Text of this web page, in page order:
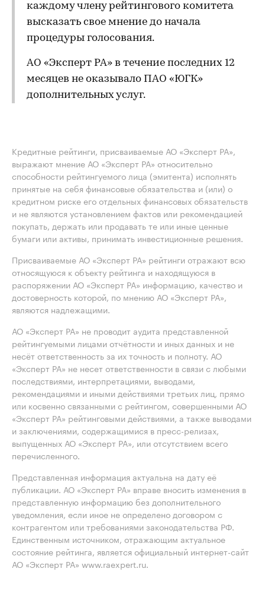
каждому члену рейтингового комитета
высказать свое мнение до начала
процедуры голосования.
АО «Эксперт РА» в течение последних 12
месяцев не оказывало ПАО «ЮГК»
дополнительных услуг.
Кредитные рейтинги, присваиваемые АО «Эксперт РА»,
выражают мнение АО «Эксперт РА» относительно
способности рейтингуемого лица (эмитента) исполнять
принятые на себя финансовые обязательства и (или) о
кредитном риске его отдельных финансовых обязательств
и не являются установлением фактов или рекомендацией
покупать, держать или продавать те или иные ценные
бумаги или активы, принимать инвестиционные решения.
Присваиваемые АО «Эксперт РА» рейтинги отражают всю
относящуюся к объекту рейтинга и находящуюся в
распоряжении АО «Эксперт РА» информацию, качество и
достоверность которой, по мнению АО «Эксперт РА»,
являются надлежащими.
АО «Эксперт РА» не проводит аудита представленной
рейтингуемыми лицами отчётности и иных данных и не
несёт ответственность за их точность и полноту. АО
«Эксперт РА» не несет ответственности в связи с любыми
последствиями, интерпретациями, выводами,
рекомендациями и иными действиями третьих лиц, прямо
или косвенно связанными с рейтингом, совершенными АО
«Эксперт РА» рейтинговыми действиями, а также выводами
и заключениями, содержащимися в пресс-релизах,
выпущенных АО «Эксперт РА», или отсутствием всего
перечисленного.
Представленная информация актуальна на дату её
публикации. АО «Эксперт РА» вправе вносить изменения в
представленную информацию без дополнительного
уведомления, если иное не определено договором с
контрагентом или требованиями законодательства РФ.
Единственным источником, отражающим актуальное
состояние рейтинга, является официальный интернет-сайт
АО «Эксперт РА» www.raexpert.ru.